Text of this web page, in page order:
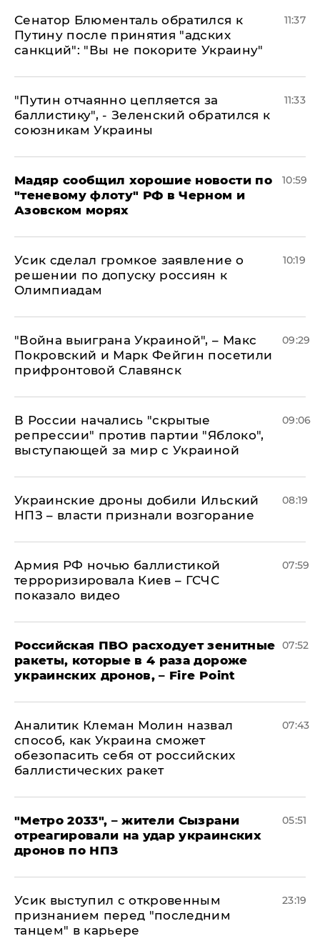
Сенатор Блюменталь обратился к
Путину после принятия "адских
санкций": "Вы не покорите Украину"
11:37
"Путин отчаянно цепляется за
баллистику", - Зеленский обратился к
союзникам Украины
11:33
Мадяр сообщил хорошие новости по
"теневому флоту" РФ в Черном и
Азовском морях
10:59
Усик сделал громкое заявление о
решении по допуску россиян к
Олимпиадам
10:19
"Война выиграна Украиной", – Макс
Покровский и Марк Фейгин посетили
прифронтовой Славянск
09:29
В России начались "скрытые
репрессии" против партии "Яблоко",
выступающей за мир с Украиной
09:06
Украинские дроны добили Ильский
НПЗ – власти признали возгорание
08:19
Армия РФ ночью баллистикой
терроризировала Киев – ГСЧС
показало видео
07:59
Российская ПВО расходует зенитные
ракеты, которые в 4 раза дороже
украинских дронов, – Fire Point
07:52
Аналитик Клеман Молин назвал
способ, как Украина сможет
обезопасить себя от российских
баллистических ракет
07:43
"Метро 2033", – жители Сызрани
отреагировали на удар украинских
дронов по НПЗ
05:51
Усик выступил с откровенным
признанием перед "последним
танцем" в карьере
23:19